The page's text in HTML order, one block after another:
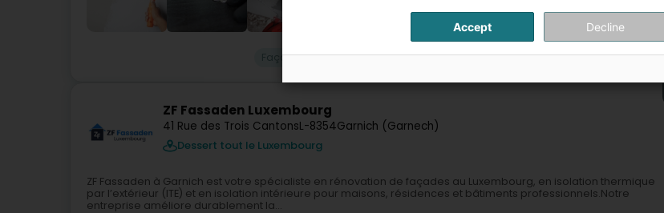
Façade Peinture de bâtiment Rénovation Travaux de peinture façade
ZF Fassaden Luxembourg
41 Rue des Trois CantonsL-8354Garnich (Garnech)
Dessert tout le Luxembourg
ZF Fassaden à Garnich est votre spécialiste en rénovation de façades au Luxembourg, en isolation thermique
par l’extérieur (ITE) et en isolation intérieure pour maisons, résidences et bâtiments professionnels.Notre
entreprise améliore durablement la...
Accept Decline